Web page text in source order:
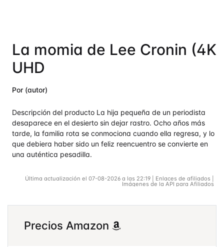
La momia de Lee Cronin (4K
UHD
Por (autor)
Descripción del producto La hija pequeña de un periodista
desaparece en el desierto sin dejar rastro. Ocho años más
tarde, la familia rota se conmociona cuando ella regresa, y lo
que debiera haber sido un feliz reencuentro se convierte en
una auténtica pesadilla.
Última actualización el 07-08-2026 a las 22:19 | Enlaces de afiliados |
Imágenes de la API para Afiliados
Precios Amazon